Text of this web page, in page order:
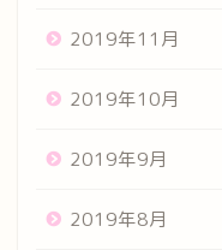
2019年11月
2019年10月
2019年9月
2019年8月